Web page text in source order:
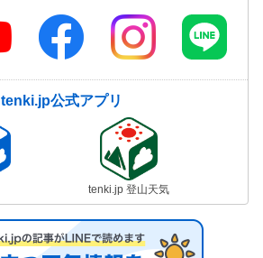
tenki.jp公式アプリ
tenki.jp 登山天気